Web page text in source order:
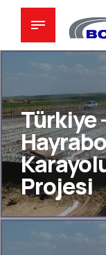
Türkiye
Projesi